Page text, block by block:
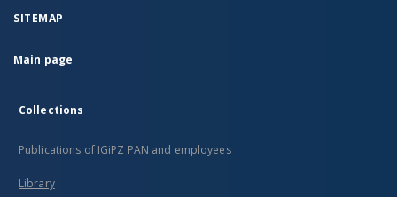
SITEMAP
Main page
Collections
Publications of IGiPZ PAN and employees
Library